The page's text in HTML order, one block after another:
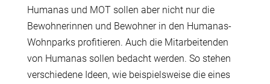
Humanas und MOT sollen aber nicht nur die
Bewohnerinnen und Bewohner in den Humanas-
Wohnparks profitieren. Auch die Mitarbeitenden
von Humanas sollen bedacht werden. So stehen
verschiedene Ideen, wie beispielsweise die eines